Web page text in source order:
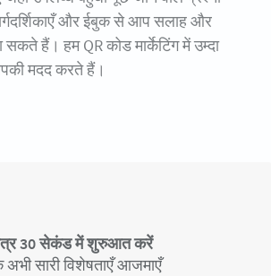
और ईबुक से आप सलाह और
सकते हैं। हम QR कोड मार्केटिंग में उम्दा
मदद करते हैं।
30 सेकंड में शुरुआत करें
अभी सारी विशेषताएँ आजमाएँ